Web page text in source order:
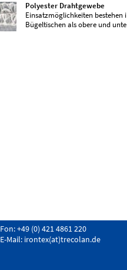
Polyester Drahtgewebe
Einsatzmöglichkeiten bestehen
Bügeltischen als obere und
Fon: +49 (0) 421 4861 220
E-Mail: irontex(at)trecolan.de